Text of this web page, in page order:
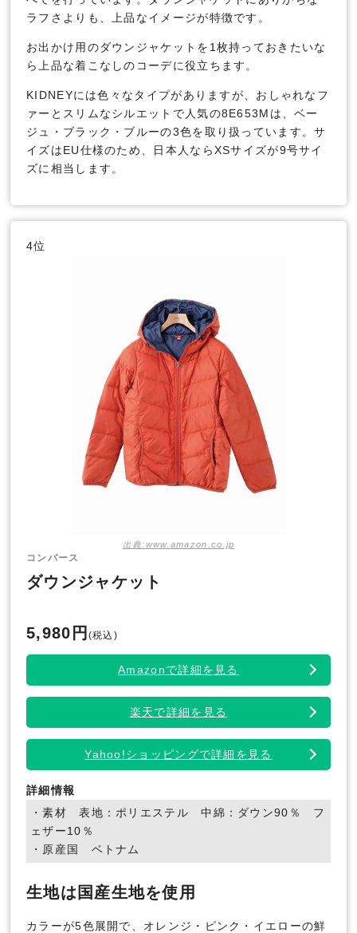
ラフさよりも、上品なイメージが特徴です。
お出かけ用のダウンジャケットを1枚持っておきたいな
ら上品な着こなしのコーデに役立ちます。
KIDNEYには色々なタイプがありますが、おしゃれなフ
ァーとスリムなシルエットで人気の8E653Mは、ベー
ジュ・ブラック・ブルーの3色を取り扱っています。サ
イズはEU仕様のため、日本人ならXSサイズが9号サイ
ズに相当します。
4位
出典:www.amazon.co.jp
コンバース
ダウンジャケット
5,980円 (税込)
Amazonで詳細を見る
楽天で詳細を見る
Yahoo!ショッピングで詳細を見る
詳細情報
・素材 表地：ポリエステル 中綿：ダウン90％ フ
ェザー10％
・原産国 ベトナム
生地は国産生地を使用
カラーが5色展開で、オレンジ・ピンク・イエローの鮮